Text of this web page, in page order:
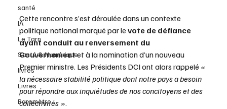
santé
IA
Le Tarn
Santé & Numérique
livres
Livres
Baromètre
Cette rencontre s’est déroulée dans un contexte
politique national marqué par le vote de défiance
ayant conduit au renversement du
Gouvernement et à la nomination d’un nouveau
Premier ministre. Les Présidents DCI ont alors rappelé «
la nécessaire stabilité politique dont notre pays a besoin
pour répondre aux inquiétudes de nos concitoyens et des
collectivités ».